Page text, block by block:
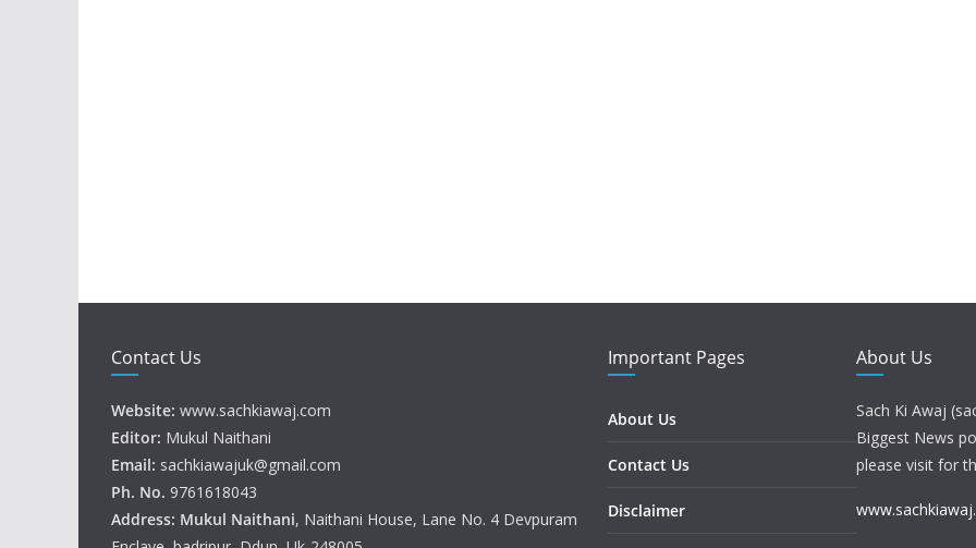
Contact Us
Website: www.sachkiawaj.com
Editor: Mukul Naithani
Email: sachkiawajuk@gmail.com
Ph. No. 9761618043
Address: Mukul Naithani, Naithani House, Lane No. 4 Devpuram
Important Pages
About Us
Contact Us
Disclaimer
About Us
Sach Ki Awaj
Biggest News
please visit for